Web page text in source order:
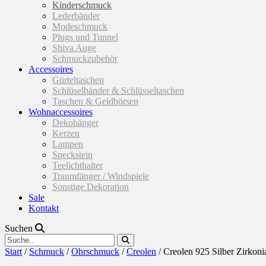
Kinderschmuck
Lederbänder
Modeschmuck
Plugs und Tunnel
Shiva Auge
Schmuckzubehör
Accessoires
Gürteltaschen
Schlüselbänder & Schlüsseltaschen
Taschen & Geldbörsen
Wohnaccessoires
Dekohänger
Kerzen
Lampen
Speckstein
Teelichthalter
Traumfänger / Windspiele
Sonstige Dekoration
Sale
Kontakt
Suchen
Start / Schmuck /Ohrschmuck /Creolen / Creolen 925 Silber